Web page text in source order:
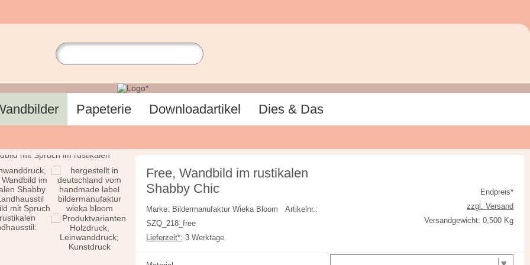
Papeterie Downloadartikel Dies & Das
Free, Wandbild im rustikalen
Shabby Chic
Marke: Bildermanufaktur Wieka Bloom Artikelnr.:
SZQ_218_free
Lieferzeit*: 3 Werktage
Endpreis*
zzgl. Versand
Versandgewicht: 0,500 Kg